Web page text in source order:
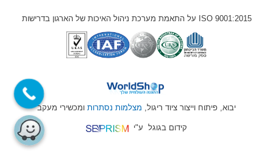
ISO 9001:2015 על התאמת מערכת ניהול האיכות של הארגון בדרישות
יבוא, פיתוח וייצור ציוד ריגול, מצלמות נסתרות ומכשירי מעקב
קידום בגוגל ע"י